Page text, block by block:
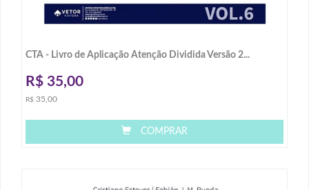
CTA - Livro de Aplicação Atenção Dividida Versão 2...
R$ 35,00
R$ 35,00
COMPRAR